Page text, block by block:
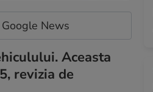
News
Aceasta
revizia de